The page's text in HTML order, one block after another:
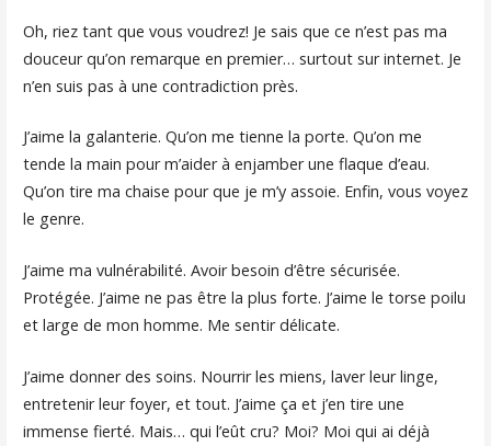
Oh, riez tant que vous voudrez! Je sais que ce n’est pas ma
douceur qu’on remarque en premier… surtout sur internet. Je
n’en suis pas à une contradiction près.
J’aime la galanterie. Qu’on me tienne la porte. Qu’on me
tende la main pour m’aider à enjamber une flaque d’eau.
Qu’on tire ma chaise pour que je m’y assoie. Enfin, vous voyez
le genre.
J’aime ma vulnérabilité. Avoir besoin d’être sécurisée.
Protégée. J’aime ne pas être la plus forte. J’aime le torse poilu
et large de mon homme. Me sentir délicate.
J’aime donner des soins. Nourrir les miens, laver leur linge,
entretenir leur foyer, et tout. J’aime ça et j’en tire une
immense fierté. Mais… qui l’eût cru? Moi? Moi qui ai déjà